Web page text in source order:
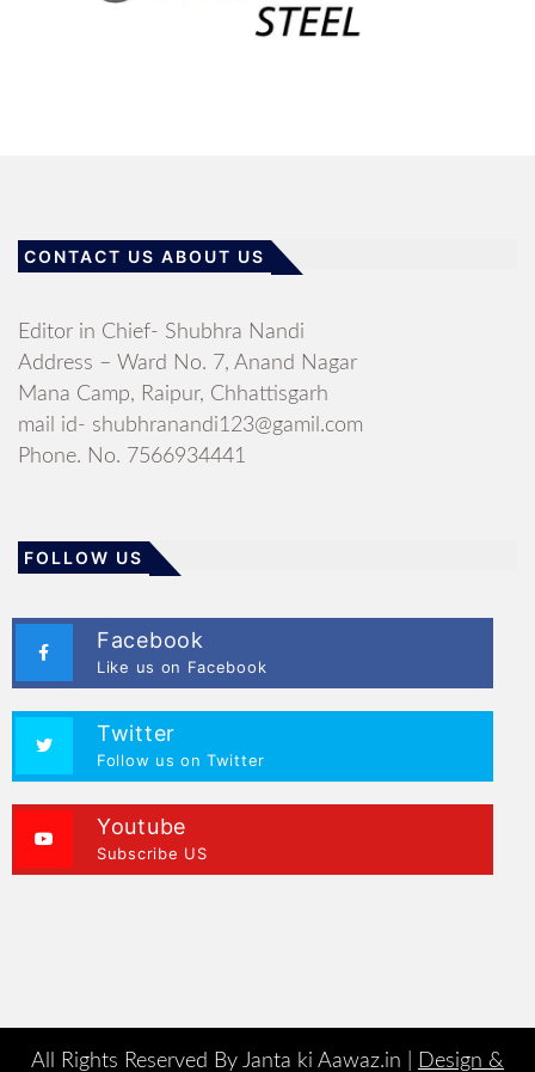
CONTACT US ABOUT US
Editor in Chief- Shubhra Nandi
Address – Ward No. 7, Anand Nagar
Mana Camp, Raipur, Chhattisgarh
mail id- shubhranandi123@gamil.com
Phone. No. 7566934441
FOLLOW US
Facebook
Like us on Facebook
Twitter
Follow us on Twitter
Youtube
Subscribe US
All Rights Reserved By Janta ki Aawaz.in | Design &